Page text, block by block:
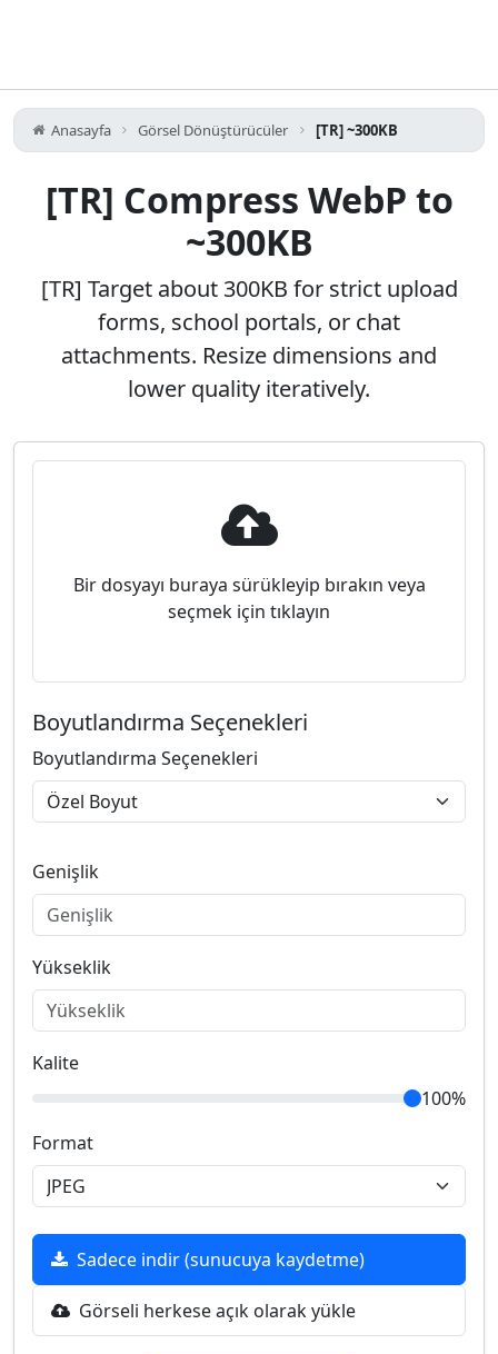
Anasayfa Görsel Dönüştürücüler [TR] ~300KB
[TR] Compress WebP to
~300KB
[TR] Target about 300KB for strict upload
forms, school portals, or chat
attachments. Resize dimensions and
lower quality iteratively.
Bir dosyayı buraya sürükleyip bırakın veya
seçmek için tıklayın
Boyutlandırma Seçenekleri
Boyutlandırma Seçenekleri
Genişlik
Yükseklik
Kalite
100%
Format
Sadece indir (sunucuya kaydetme)
Görseli herkese açık olarak yükle